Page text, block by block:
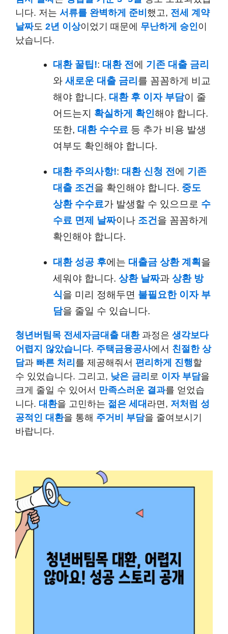
니다. 저는 서류를 완벽하게 준비 했고, 전세 계약
날짜도 2년 이상이었기 때문에 무난하게 승인이
났습니다.
대환 꿀팁!: 대환 전에 기존 대출 금리
와 새로운 대출 금리 를 꼼꼼하게 비교
해야 합니다. 대환 후 이자 부담이 줄
어드는지 확실하게 확인해야 합니다.
또한, 대환 수수료 등 추가 비용 발생
여부도 확인해야 합니다.
대환 주의사항!: 대환 신청 전에 기존
대출 조건을 확인해야 합니다. 중도
상환 수수료가 발생할 수 있으므로 수
수료 면제 날짜이나 조건을 꼼꼼하게
확인해야 합니다.
대환 성공 후에는 대출금 상환 계획 을
세워야 합니다. 상환 날짜과 상환 방
식을 미리 정해두면 불필요한 이자 부
담을 줄일 수 있습니다.
청년버팀목 전세자금대출 대환과정은 생각보다
어렵지 않았습니다. 주택금융공사에서 친절한 상
담과 빠른 처리 를 제공해줘서 편리하게 진행할
수 있었습니다. 그리고, 낮은 금리 로 이자 부담을
크게 줄일 수 있어서 만족스러운 결과를 얻었습
니다. 대환을 고민하는 젊은 세대 라면, 저처럼 성
공적인 대환을 통해 주거비 부담을 줄여보시기
바랍니다.